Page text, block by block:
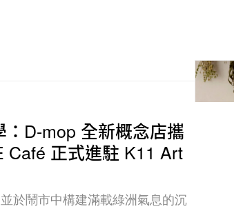
D-mop 全新概念店攜
Café 正式進駐 K11 Art
於鬧市中構建滿載綠洲氣息的沉